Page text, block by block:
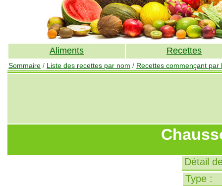
Aliments Recettes
Sommaire / Liste des recettes par nom / Recettes commençant par
Détail
Type :